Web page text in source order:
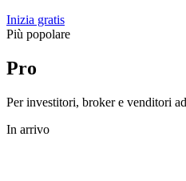
Inizia gratis
Più popolare
Pro
Per investitori, broker e venditori
In arrivo